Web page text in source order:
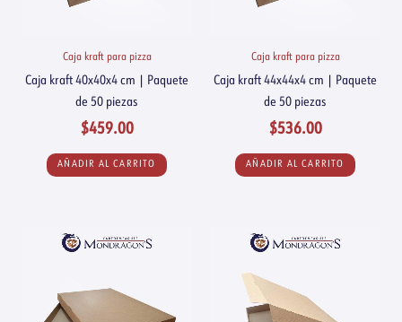
Caja kraft para pizza
Caja kraft 40x40x4 cm | Paquete
de 50 piezas
$459.00
AÑADIR AL CARRITO
Caja kraft para pizza
Caja kraft 44x44x4 cm | Paquete
de 50 piezas
$536.00
AÑADIR AL CARRITO